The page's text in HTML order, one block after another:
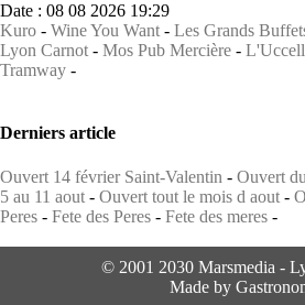
Date : 08 08 2026 19:29
Kuro - Wine You Want - Les Grands
Lyon Carnot - Mos Pub Mercière -
Tramway -
Derniers article
Ouvert 14 février Saint-Valentin - Ouvert
5 au 11 aout - Ouvert tout le mois d aout -
Peres - Fete des Peres - Fete des meres -
© 2001 2030 Marsmedia -
Made by